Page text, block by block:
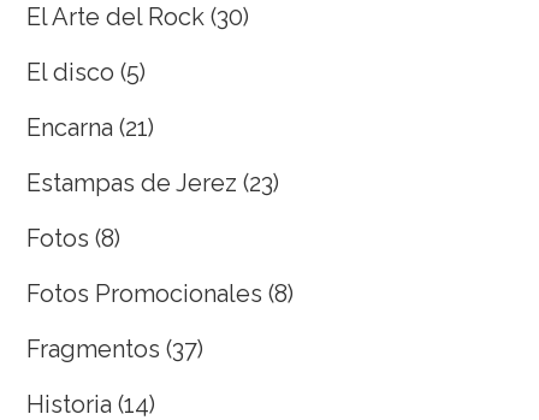
El Arte del Rock (30)
El disco (5)
Encarna (21)
Estampas de Jerez (23)
Fotos (8)
Fotos Promocionales (8)
Fragmentos (37)
Historia (14)